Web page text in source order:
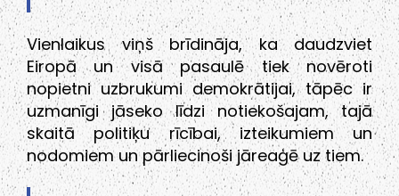
Vienlaikus viņš brīdināja, ka daudzviet
Eiropā un visā pasaulē tiek novēroti
nopietni uzbrukumi demokrātijai, tāpēc ir
uzmanīgi jāseko līdzi notiekošajam, tajā
skaitā politiķu rīcībai, izteikumiem un
nodomiem un pārliecinoši jāreaģē uz tiem.